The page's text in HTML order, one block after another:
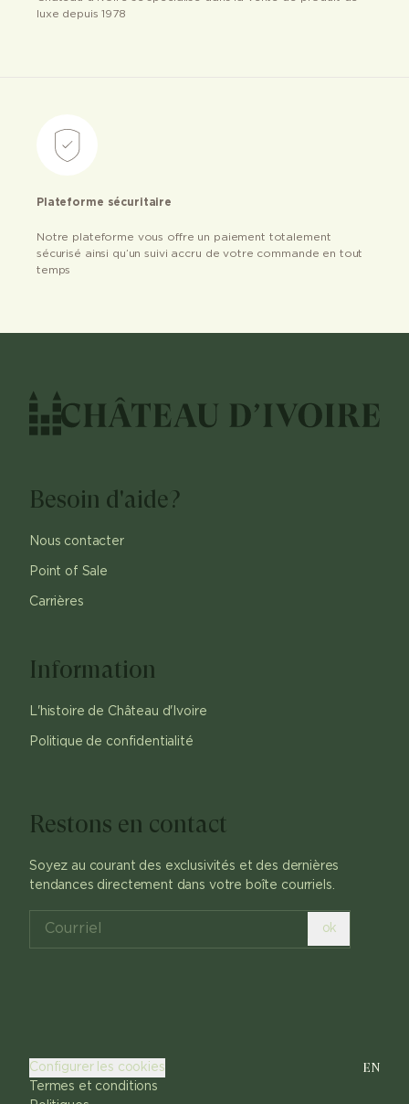
luxe depuis 1978
Plateforme sécuritaire
Notre plateforme vous offre un paiement totalement
sécurisé ainsi qu’un suivi accru de votre commande en tout
temps
Besoin d'aide?
Nous contacter
Point of Sale
Carrières
Information
L'histoire de Château d'Ivoire
Politique de confidentialité
Restons en contact
Soyez au courant des exclusivités et des dernières
tendances directement dans votre boîte courriels.
ok
Configurer les cookies
Termes et conditions
EN